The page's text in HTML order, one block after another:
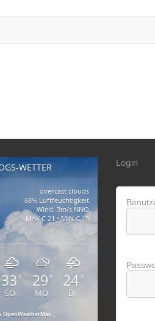
WETTER
overcast clouds
68% Luftfeuchtigkeit
Wind: 3m/s NNO
MAX C 21 • MIN C 19
33 °
SO
29 °
MO
24°
DI
OpenWeatherMap
Login